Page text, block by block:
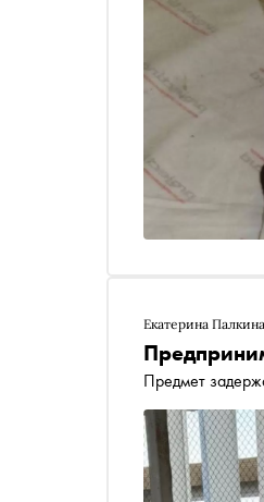
Екатерина Палкина
Предмет